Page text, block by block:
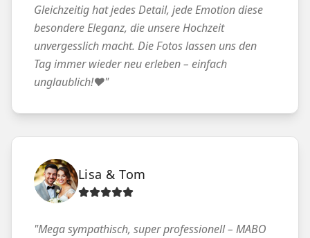
Gleichzeitig hat jedes Detail, jede Emotion diese
besondere Eleganz, die unsere Hochzeit
unvergesslich macht. Die Fotos lassen uns den
Tag immer wieder neu erleben – einfach
unglaublich!❤️"
Lisa & Tom
"Mega sympathisch, super professionell – MABO